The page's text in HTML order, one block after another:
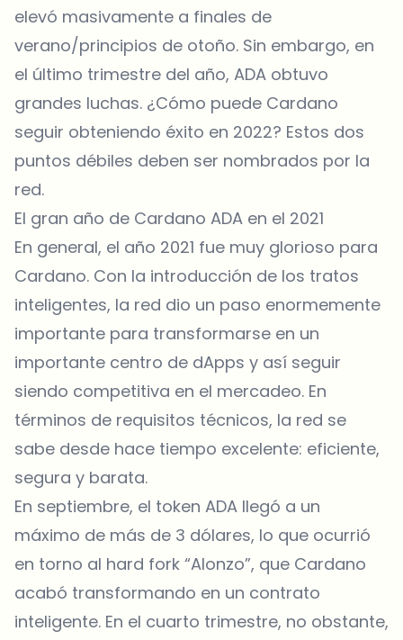
elevó masivamente a finales de
verano/principios de otoño. Sin embargo, en
el último trimestre del año, ADA obtuvo
grandes luchas. ¿Cómo puede Cardano
seguir obteniendo éxito en 2022? Estos dos
puntos débiles deben ser nombrados por la
red.
El gran año de Cardano ADA en el 2021
En general, el año 2021 fue muy glorioso para
Cardano. Con la introducción de los tratos
inteligentes, la red dio un paso enormemente
importante para transformarse en un
importante centro de dApps y así seguir
siendo competitiva en el mercadeo. En
términos de requisitos técnicos, la red se
sabe desde hace tiempo excelente: eficiente,
segura y barata.
En septiembre, el token ADA llegó a un
máximo de más de 3 dólares, lo que ocurrió
en torno al hard fork “Alonzo”, que Cardano
acabó transformando en un contrato
inteligente. En el cuarto trimestre, no obstante,